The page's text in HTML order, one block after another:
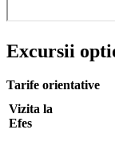
Excursii
Tarife orientative
Vizita la
Efes